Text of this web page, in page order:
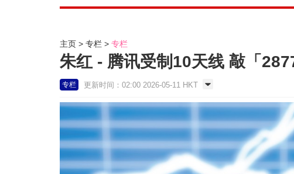
主页 专栏 专栏
朱红 - 腾讯受制10天线 敲「
专栏 更新时间：02:00 2026-05-11 HKT